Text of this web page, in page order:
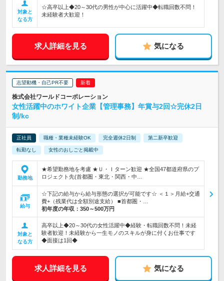
対象と
なる方
☆高卒以上◆20～30代の男性が中心に活躍中◆転職回数不問！
未経験者大歓迎！
求人詳細を見る 気になる
志望動機・自己PR不要
株式会社ワールドコーポレーション
女性活躍中のホワイト企業【管理事務】年賞与2回☆完休2日
制/kc
正社員 職種・業種未経験OK 完全週休2日制 第二新卒歓迎
転勤なし 女性のおしごと掲載中
勤務地
★希望勤務地を考慮 ★Ｕ・Ｉターン歓迎 ★全国47都道府県のプ
ロジェクト先(首都圏・東北・関西・中…
給与
☆下記の給与から給与形態の選択が可能です☆ ＜１＞月給+交通
費+（残業代は全額別途支給） ■首都圏・…
初年度の年収： 350～500万円
対象と
なる方
高卒以上◆20～30代の女性活躍中◆経験・転職回数不問！未経
験者歓迎！未経験から一生モノのスキルが身に付くお仕事です
◆面接は1回◆
求人詳細を見る 気になる